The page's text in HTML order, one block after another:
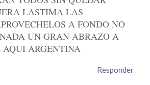
LASTIMA LAS
A FONDO NO
UN GRAN ABRAZO A
AQUI ARGENTINA
Responder